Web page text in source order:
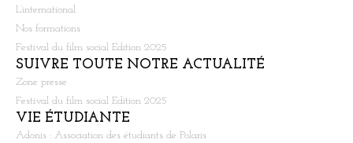
L’international
Nos formations
Festival du film social Edition 2025
SUIVRE TOUTE NOTRE ACTUALITÉ
Zone presse
Festival du film social Edition 2025
VIE ÉTUDIANTE
Adonis : Association des étudiants de Polaris